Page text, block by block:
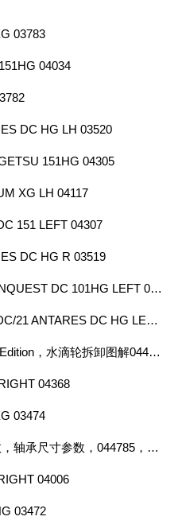
03783
04034
DC HG LH 03520
151HG 04305
XG LH 04117
151 LEFT 04307
DC HG R 03519
20款cqdc101/20CALCUTTA CONQUEST DC 101HG LEFT 04086
21款安塔雷斯左手7速/安塔列斯DC/21 ANTARES DC HG LEFT 04263
22蒙塔尼 | 22Metanium Shallow Edition，水滴轮拆卸图解044785
04368
03474
22蒙塔尼Metanium部件轴承参数，轴承尺寸参数，044785，044808，044822
04006
03472